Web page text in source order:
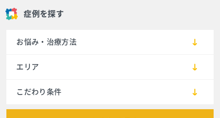
症例を探す
お悩み・治療方法
エリア
こだわり条件